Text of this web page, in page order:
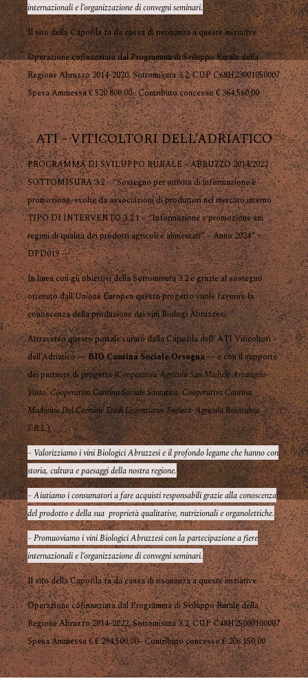
internazionali e l’organizzazione di convegni seminari.
Il sito della Capofila fa da cassa di risonanza a queste iniziative.
Operazione cofinanziata dal Programma di Sviluppo Rurale della
Regione Abruzzo 2014-2020, Sottomisura 3.2, CUP C68H23001050007
Spesa Ammessa € 520.800,00– Contributo concesso € 364.560,00
ATI – VITICOLTORI DELL’ADRIATICO
PROGRAMMA DI SVILUPPO RURALE – ABRUZZO 2014/2022
SOTTOMISURA 3.2 – “Sostegno per attività di informazione e
promozione, svolte da associazioni di produttori nel mercato interno
TIPO DI INTERVENTO 3.2.1 – “Informazione e promozione sui
regimi di qualità dei prodotti agricoli e alimentari” – Anno 2024” –
DPD019
In linea con gli obiettivi della Sottomisura 3.2 e grazie al sostegno
ottenuto dall’Unione Europea questo progetto vuole favorire la
conoscenza della produzione dei vini Biologi Abruzzesi.
Attraverso questo portale curato dalla Capofila dell’ ATI Viticoltori
dell’Adriatico —BIO Cantina Sociale Orsogna— e con il supporto
dei partners di progetto (Cooperativa Agricola San Michele Arcangelo-
Vasto, Cooperativa Cantina Sociale Sannitica, Cooperativa Cantina
Madonna Del Carmine Eredi Legonziano, Società Agricola Rosarubra
S.R.L.),
– Valorizziamo i vini Biologici Abruzzesi e il profondo legame che hanno con
storia, cultura e paesaggi della nostra regione.
– Aiutiamo i consumatori a fare acquisti responsabili grazie alla conoscenza
del prodotto e della sua proprietà qualitative, nutrizionali e organolettiche.
– Promuoviamo i vini Biologici Abruzzesi con la partecipazione a fiere
internazionali e l’organizzazione di convegni seminari.
Il sito della Capofila fa da cassa di risonanza a queste iniziative.
Operazione cofinanziata dal Programma di Sviluppo Rurale della
Regione Abruzzo 2014-2022, Sottomisura 3.2, CUP C48H25000100007
Spesa Ammessa € € 294.500,00– Contributo concesso € 206.150,00